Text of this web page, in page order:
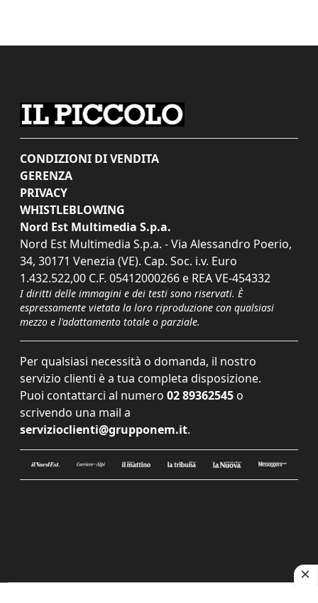
CONDIZIONI DI VENDITA
GERENZA
PRIVACY
WHISTLEBLOWING
Nord Est Multimedia S.p.a.
Nord Est Multimedia S.p.a. - Via Alessandro Poerio,
34, 30171 Venezia (VE). Cap. Soc. i.v. Euro
1.432.522,00 C.F. 05412000266 e REA VE-454332
I diritti delle immagini e dei testi sono riservati. È
espressamente vietata la loro riproduzione con qualsiasi
mezzo e l'adattamento totale o parziale.
Per qualsiasi necessità o domanda, il nostro
servizio clienti è a tua completa disposizione.
Puoi contattarci al numero 02 89362545 o
scrivendo una mail a
servizioclienti@grupponem.it.